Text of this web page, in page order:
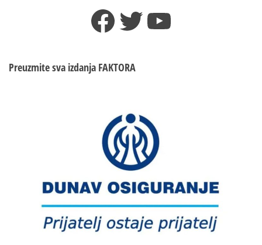
Facebook
TwitterYouTube
Preuzmite sva izdanja FAKTORA